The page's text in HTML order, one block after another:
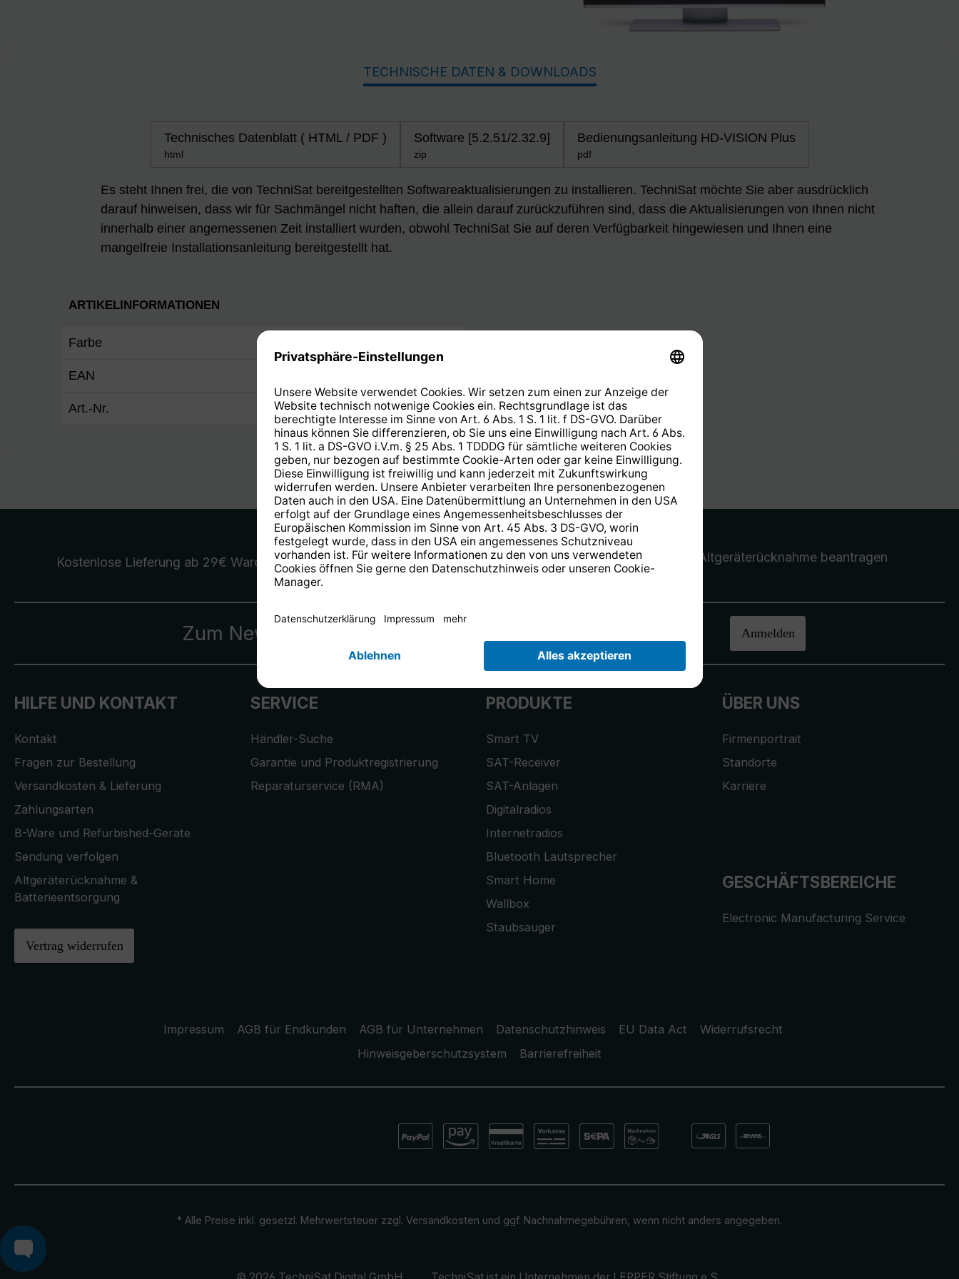
TECHNISCHE DATEN & DOWNLOADS
Technisches Datenblatt ( HTML / PDF )
html
Software [5.2.51/2.32.9]
zip
Bedienungsanleitung HD-VISION Plus
pdf
Es steht Ihnen frei, die von TechniSat bereitgestellten Softwareaktualisierungen zu installieren. TechniSat möchte Sie aber ausdrücklich
darauf hinweisen, dass wir für Sachmängel nicht haften, die allein darauf zurückzuführen sind, dass die Aktualisierungen von Ihnen nicht
innerhalb einer angemessenen Zeit installiert wurden, obwohl TechniSat Sie auf deren Verfügbarkeit hingewiesen und Ihnen eine
mangelfreie Installationsanleitung bereitgestellt hat.
ARTIKELINFORMATIONEN
Farbe
EAN
Art.-Nr. 5032/0505
Kostenlose Lieferung ab 29€ Warenwert 14 Tage kostenloseRücksendung. Altgeräterücknahme beantragen
Zum Newsletter anmelden und Anmelden
HILFE UND KONTAKT
Kontakt
Fragen zur Bestellung
Versandkosten & Lieferung
Zahlungsarten
B-Ware und Refurbished-Geräte
Sendung verfolgen
Altgeräterücknahme &
Batterieentsorgung
Vertrag widerrufen
SERVICE
Händler-Suche
Garantie und Produktregistrierung
Reparaturservice (RMA)
PRODUKTE
Smart TV
SAT-Receiver
SAT-Anlagen
Digitalradios
Internetradios
Bluetooth Lautsprecher
Smart Home
Wallbox
Staubsauger
ÜBER UNS
Firmenportrait
Standorte
Karriere
GESCHÄFTSBEREICHE
Electronic Manufacturing Service
Impressum AGB für Endkunden AGB für Unternehmen Datenschutzhinweis EU Data Act
Widerrufsrecht
Hinweisgeberschutzsystem
Barrierefreiheit
* Alle Preise inkl. gesetzl. Mehrwertsteuer zzgl. Versandkosten und ggf. Nachnahmegebühren, wenn nicht anders angegeben.